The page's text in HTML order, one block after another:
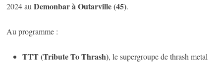
2024 auDemonbar à Outarville (45).
Au programme :
TTT (Tribute To Thrash), le supergroupe de thrash metal